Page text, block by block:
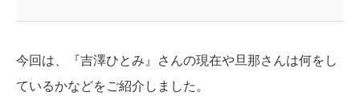
今回は、『吉澤ひとみ』さんの現在や旦那さんは何をし
ているかなどをご紹介しました。